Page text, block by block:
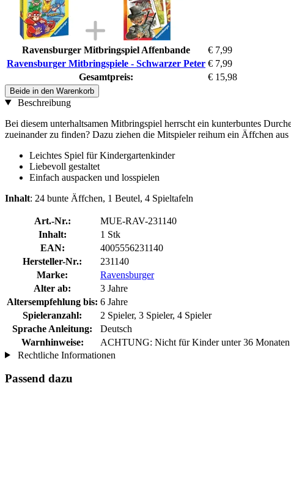
Ravensburger Mitbringspiel Affenbande
€ 7,99
Ravensburger Mitbringspiele - Schwarzer Peter € 7,99
Gesamtpreis:
€ 15,98
Beide in den Warenkorb
Beschreibung
Bei diesem unterhaltsamen Mitbringspiel herrscht ein kunterbuntes
zueinander zu finden? Dazu ziehen die Mitspieler reihum ein Äffchen
Leichtes Spiel für Kindergartenkinder
Liebevoll gestaltet
Einfach auspacken und losspielen
Inhalt: 24 bunte Äffchen, 1 Beutel, 4 Spieltafeln
Art.-Nr.:
MUE-RAV-231140
Inhalt:
1 Stk
EAN:
4005556231140
Hersteller-Nr.:
231140
Marke:
Ravensburger
Alter ab:
3 Jahre
Altersempfehlung bis: 6 Jahre
Spieleranzahl:
2 Spieler, 3 Spieler, 4 Spieler
Sprache Anleitung:
Deutsch
Warnhinweise:
ACHTUNG: Nicht für Kinder unter 36 Monaten
Rechtliche Informationen
Passend dazu